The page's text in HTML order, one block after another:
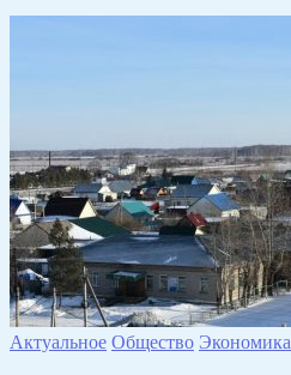
Актуальное Общество Экономика